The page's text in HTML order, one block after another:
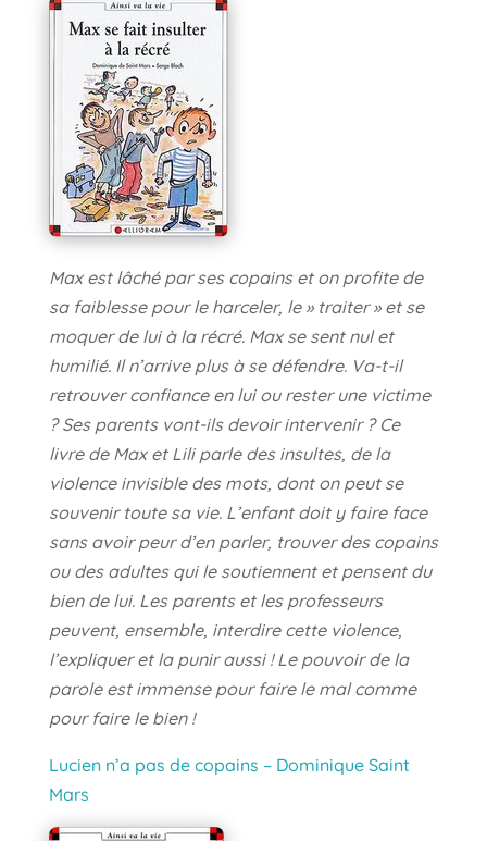
Max est lâché par ses copains et on profite de
sa faiblesse pour le harceler, le » traiter » et se
moquer de lui à la récré. Max se sent nul et
humilié. Il n’arrive plus à se défendre. Va-t-il
retrouver confiance en lui ou rester une victime
? Ses parents vont-ils devoir intervenir ? Ce
livre de Max et Lili parle des insultes, de la
violence invisible des mots, dont on peut se
souvenir toute sa vie. L’enfant doit y faire face
sans avoir peur d’en parler, trouver des copains
ou des adultes qui le soutiennent et pensent du
bien de lui. Les parents et les professeurs
peuvent, ensemble, interdire cette violence,
l’expliquer et la punir aussi ! Le pouvoir de la
parole est immense pour faire le mal comme
pour faire le bien !
Lucien n’a pas de copains – Dominique Saint
Mars